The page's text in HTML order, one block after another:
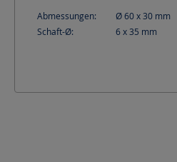
Abmessungen: Ø 60 x 30 mm
Schaft-Ø:
6 x 35 mm